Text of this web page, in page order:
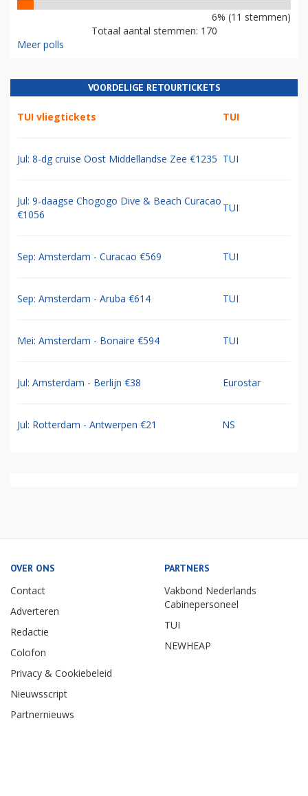
6% (11 stemmen)
Totaal aantal stemmen: 170
Meer polls
VOORDELIGE RETOURTICKETS
TUI vliegtickets TUI
Jul: 8-dg cruise Oost Middellandse Zee €1235 TUI
Jul: 9-daagse Chogogo Dive & Beach Curacao
€1056
TUI
Sep: Amsterdam - Curacao €569 TUI
Sep: Amsterdam - Aruba €614 TUI
Mei: Amsterdam - Bonaire €594 TUI
Jul: Amsterdam - Berlijn €38 Eurostar
Jul: Rotterdam - Antwerpen €21 NS
OVER ONS
Contact
Adverteren
Redactie
Colofon
Privacy & Cookiebeleid
Nieuwsscript
Partnernieuws
PARTNERS
Vakbond Nederlands
Cabinepersoneel
TUI
NEWHEAP